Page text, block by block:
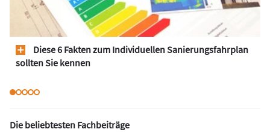
Diese 6 Fakten zum Individuellen Sanierungsfahrplan
sollten Sie kennen
Die beliebtesten Fachbeiträge